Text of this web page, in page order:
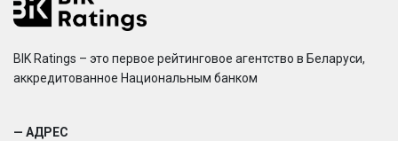
BIK Ratings – это первое рейтинговое агентство в Беларуси,
аккредитованное Национальным банком
— АДРЕС